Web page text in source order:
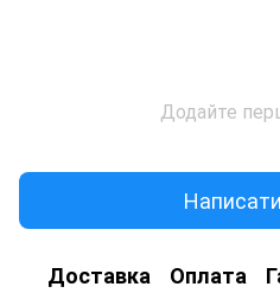
Додайте
Доставка Оплата